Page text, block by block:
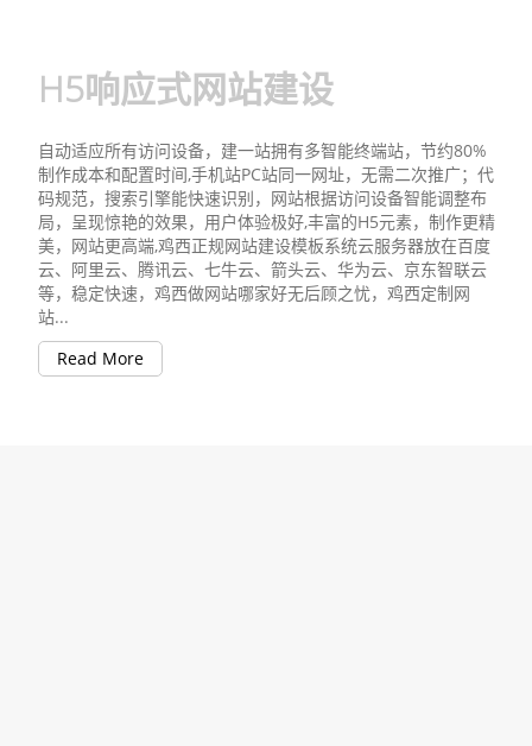
H5响应式网站建设
自动适应所有访问设备，建一站拥有多智能终端站，节约80%
制作成本和配置时间,手机站PC站同一网址，无需二次推广；代
码规范，搜索引擎能快速识别，网站根据访问设备智能调整布
局，呈现惊艳的效果，用户体验极好,丰富的H5元素，制作更精
美，网站更高端,鸡西正规网站建设模板系统云服务器放在百度
云、阿里云、腾讯云、七牛云、箭头云、华为云、京东智联云
等，稳定快速，鸡西做网站哪家好无后顾之忧，鸡西定制网
站...
Read More